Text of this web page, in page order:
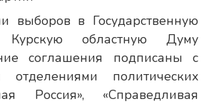
выборов в Государственную
областную Думу
соглашения подписаны с
отделениями политических
Россия», «Справедливая